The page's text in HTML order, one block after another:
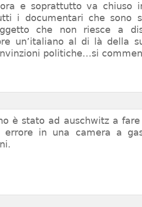
e soprattutto va chiuso
i documentari che sono
che non riesce a
un’italiano al di là della
politiche…si
è stato ad auschwitz a
in una camera a